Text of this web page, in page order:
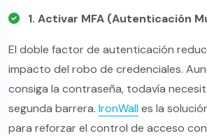
1. Activar MFA (Autenticación
El doble factor de autenticación
impacto del robo de credenciales.
consiga la contraseña, todavía
segunda barrera. IronWalles la
para reforzar el control de acceso